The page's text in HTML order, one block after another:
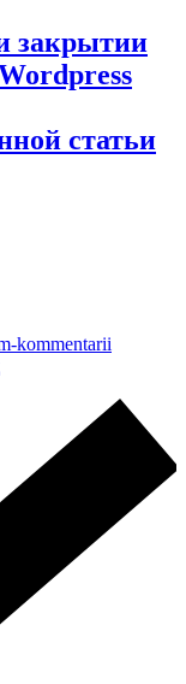
закрытии
статьи
kommentarii